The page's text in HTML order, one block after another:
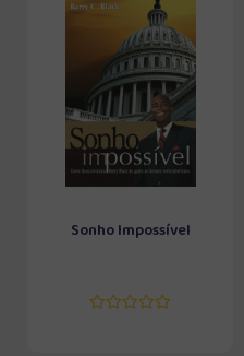
Sonho Impossível